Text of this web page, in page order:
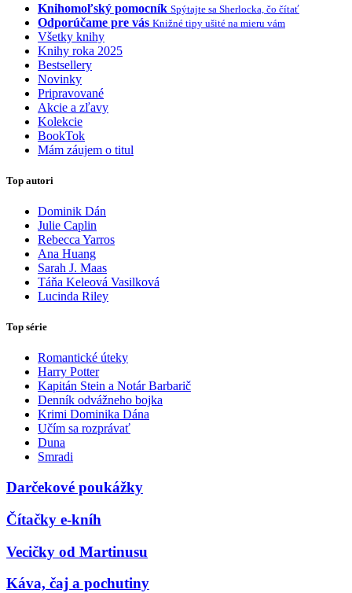
Knihomoľský pomocník Spýtajte sa Sherlocka, čo čítať
Odporúčame pre vás Knižné tipy ušité na mieru vám
Všetky knihy
Knihy roka 2025
Bestsellery
Novinky
Pripravované
Akcie a zľavy
Kolekcie
BookTok
Mám záujem o titul
Top autori
Dominik Dán
Julie Caplin
Rebecca Yarros
Ana Huang
Sarah J. Maas
Táňa Keleová Vasilková
Lucinda Riley
Top série
Romantické úteky
Harry Potter
Kapitán Stein a Notár Barbarič
Denník odvážneho bojka
Krimi Dominika Dána
Učím sa rozprávať
Duna
Smradi
Darčekové poukážky
Čítačky e-kníh
Vecičky od Martinusu
Káva, čaj a pochutiny